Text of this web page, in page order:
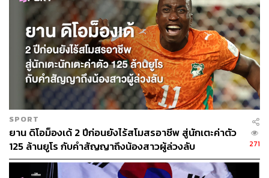
SPORT
ยาน ดิโอม็องเด้ 2 ปีก่อนยังไร้สโมสรอาชีพ สู่นักเตะค่าตัว
125 ล้านยูโร กับคำสัญญาถึงน้องสาวผู้ล่วงลับ
271